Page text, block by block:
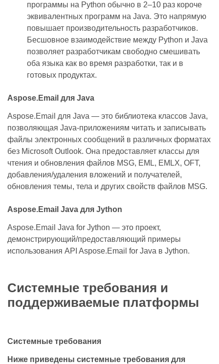
программы на Python обычно в 2–10 раз короче
эквивалентных программ на Java. Это напрямую
повышает производительность разработчиков.
Бесшовное взаимодействие между Python и Java
позволяет разработчикам свободно смешивать
оба языка как во время разработки, так и в
готовых продуктах.
Aspose.Email для Java
Aspose.Email для Java — это библиотека классов Java,
позволяющая Java‑приложениям читать и записывать
файлы электронных сообщений в различных форматах
без Microsoft Outlook. Она предоставляет классы для
чтения и обновления файлов MSG, EML, EMLX, OFT,
добавления/удаления вложений и получателей,
обновления темы, тела и других свойств файлов MSG.
Aspose.Email Java для Jython
Aspose.Email Java for Jython — это проект,
демонстрирующий/предоставляющий примеры
использования API Aspose.Email for Java в Jython.
Системные требования и
поддерживаемые платформы
Системные требования
Ниже приведены системные требования для